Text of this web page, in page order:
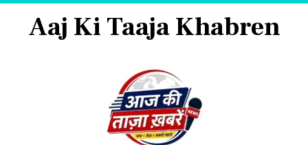
Aaj Ki Taaja Khabren